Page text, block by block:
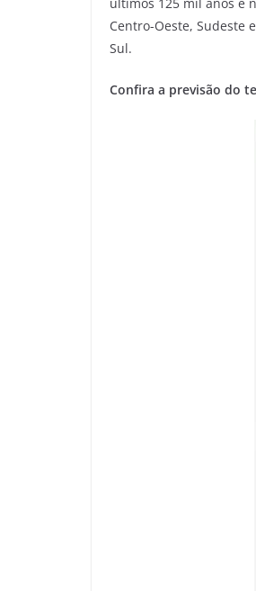
Centro-Oeste, Sudeste
Sul.
Confira a previsão do